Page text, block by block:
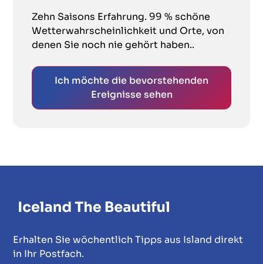
Zehn Saisons Erfahrung. 99 % schöne
Wetterwahrscheinlichkeit und Orte, von
denen Sie noch nie gehört haben..
Ich möchte die bevorstehenden
Ereignisse sehen
Erhalten Sie wöchentlich Tipps aus Island direkt
in Ihr Postfach.